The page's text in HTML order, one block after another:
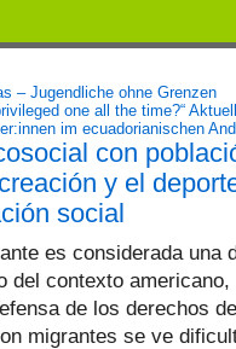
– Jugendliche ohne Grenzen
one all the time?“
im ecuadorianischen
con
y el
social
es considerada una
del contexto
de los derechos
migrantes se ve